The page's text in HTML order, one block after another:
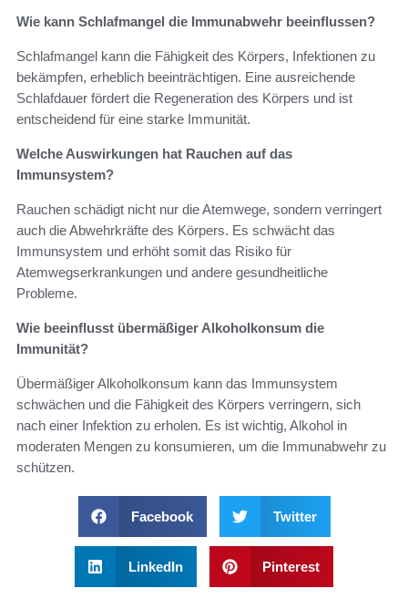
Wie kann Schlafmangel die Immunabwehr beeinflussen?
Schlafmangel kann die Fähigkeit des Körpers, Infektionen zu
bekämpfen, erheblich beeinträchtigen. Eine ausreichende
Schlafdauer fördert die Regeneration des Körpers und ist
entscheidend für eine starke Immunität.
Welche Auswirkungen hat Rauchen auf das
Immunsystem?
Rauchen schädigt nicht nur die Atemwege, sondern verringert
auch die Abwehrkräfte des Körpers. Es schwächt das
Immunsystem und erhöht somit das Risiko für
Atemwegserkrankungen und andere gesundheitliche
Probleme.
Wie beeinflusst übermäßiger Alkoholkonsum die
Immunität?
Übermäßiger Alkoholkonsum kann das Immunsystem
schwächen und die Fähigkeit des Körpers verringern, sich
nach einer Infektion zu erholen. Es ist wichtig, Alkohol in
moderaten Mengen zu konsumieren, um die Immunabwehr zu
schützen.
Facebook Twitter
LinkedIn Pinterest